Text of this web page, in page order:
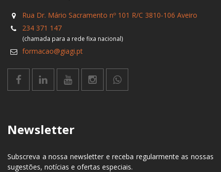
Rua Dr. Mário Sacramento nº 101 R/C 3810-106 Aveiro
234 371 147
(chamada para a rede fixa nacional)
formacao@giagi.pt
Newsletter
Subscreva a nossa newsletter e receba regularmente as nossas
sugestões, notícias e ofertas especiais.